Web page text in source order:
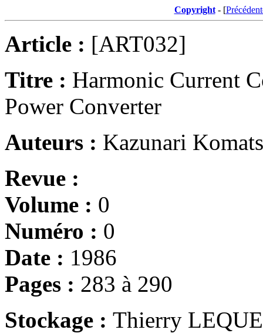
Copyright- [
Article : [ART032]
Titre : Harmonic Current
Power Converter
Auteurs : Kazunari
Revue :
Volume : 0
Numéro : 0
Date : 1986
Pages : 283 à 290
Stockage : Thierry